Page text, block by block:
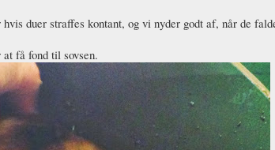
duer straffes kontant, og vi nyder godt af, når de
få fond til sovsen.